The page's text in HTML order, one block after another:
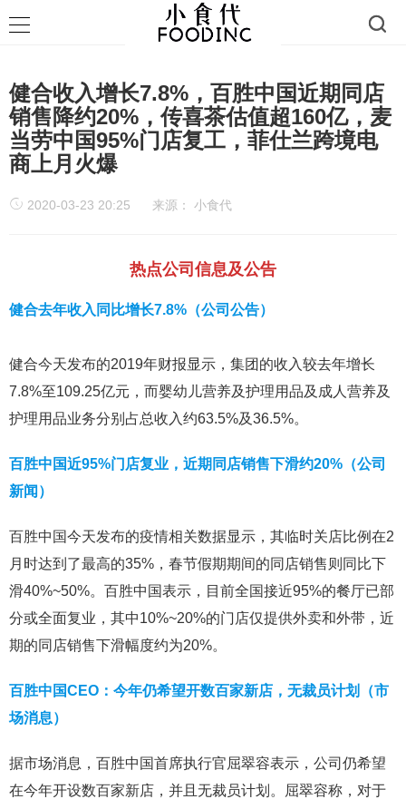
健合收入增长7.8%，百胜中国近期同店
销售降约20%，传喜茶估值超160亿，麦
当劳中国95%门店复工，菲仕兰跨境电
商上月火爆
2020-03-23 20:25 来源： 小食代
热点公司信息及公告
健合去年收入同比增长7.8%（公司公告）
健合今天发布的2019年财报显示，集团的收入较去年增长
7.8%至109.25亿元，而婴幼儿营养及护理用品及成人营养及
护理用品业务分别占总收入约63.5%及36.5%。
百胜中国近95%门店复业，近期同店销售下滑约20%（公司
新闻）
百胜中国今天发布的疫情相关数据显示，其临时关店比例在2
月时达到了最高的35%，春节假期期间的同店销售则同比下
滑40%~50%。百胜中国表示，目前全国接近95%的餐厅已部
分或全面复业，其中10%~20%的门店仅提供外卖和外带，近
期的同店销售下滑幅度约为20%。
百胜中国CEO：今年仍希望开数百家新店，无裁员计划（市
场消息）
据市场消息，百胜中国首席执行官屈翠容表示，公司仍希望
在今年开设数百家新店，并且无裁员计划。屈翠容称，对于